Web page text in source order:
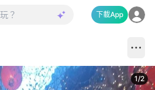
下載App
1/2